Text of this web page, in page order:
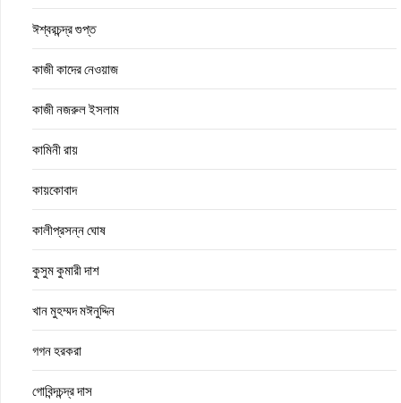
ঈশ্বরচন্দ্র গুপ্ত
কাজী কাদের নেওয়াজ
কাজী নজরুল ইসলাম
কামিনী রায়
কায়কোবাদ
কালীপ্রসন্ন ঘোষ
কুসুম কুমারী দাশ
খান মুহম্মদ মঈনুদ্দিন
গগন হরকরা
গোবিন্দচন্দ্র দাস